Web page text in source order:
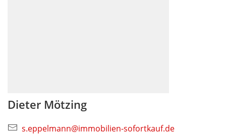
Dieter Mötzing
s.eppelmann@immobilien-sofortkauf.de